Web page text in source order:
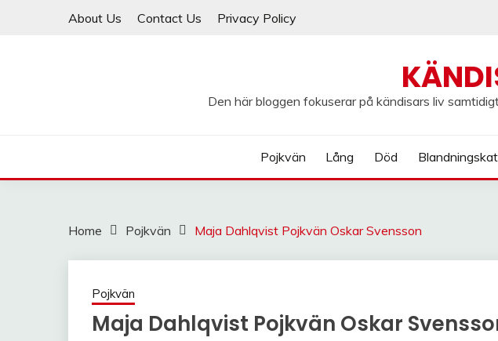
About Us Contact Us Privacy Policy
Den här bloggen fokuserar på kändisars liv
Pojkvän Lång Död
Home Pojkvän Maja Dahlqvist Pojkvän Oskar Svensson
Pojkvän
Maja Dahlqvist Pojkvän Oskar